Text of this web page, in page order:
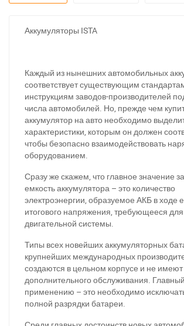
Аккумуляторы ISTA
Каждый из нынешних автомобильных
соответствует существующим
инструкциям заводов-производителей
числа автомобилей. Но, прежде чем
аккумулятор на авто необходимо
характеристики, которым он должен
чтобы безопасно взаимодействовать
оборудованием.
Сразу же скажем, что главное значение
емкость аккумулятора – это количество
электроэнергии, образуемое АКБ в ходе
итогового напряжения, требующееся для
двигательной системы.
Типы всех новейших аккумуляторных
крупнейших международных
создаются в цельном корпусе и не
дополнительного обслуживания.
применению – это необходимо
полной разрядки батареи.